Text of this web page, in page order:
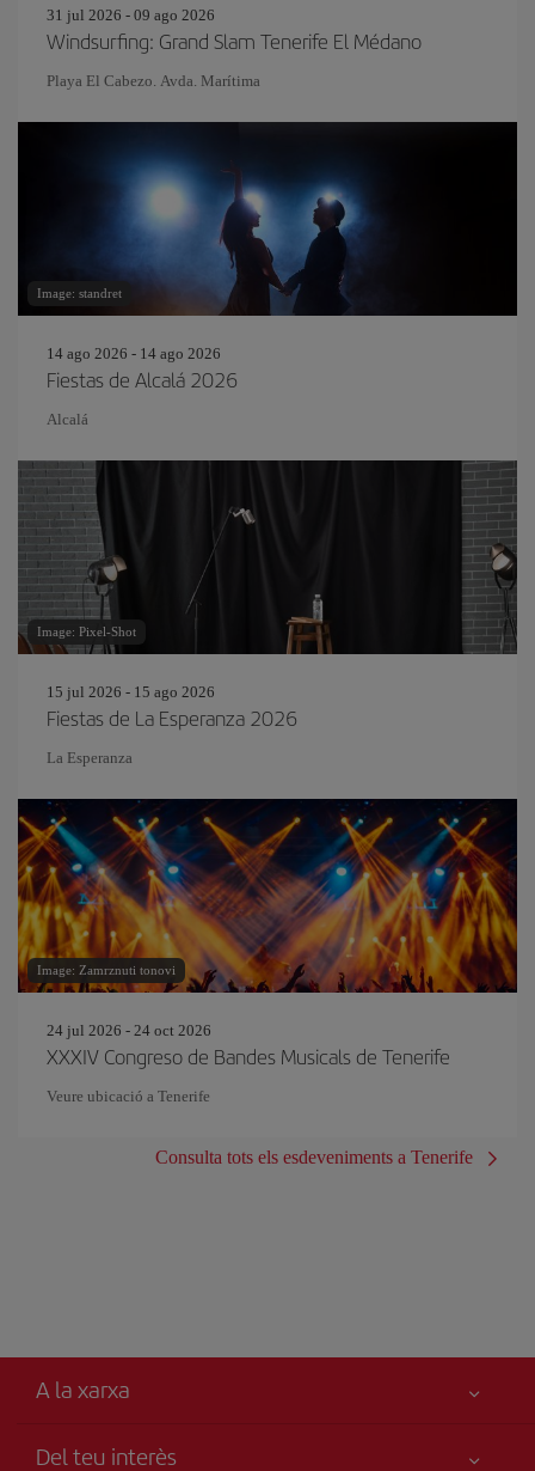
31 jul 2026 - 09 ago 2026
Windsurfing: Grand Slam Tenerife El Médano
Playa El Cabezo. Avda. Marítima
Image: standret
14 ago 2026 - 14 ago 2026
Fiestas de Alcalá 2026
Alcal
Image: Pixel-Shot
15 jul 2026 - 15 ago 2026
Fiestas de La Esperanza 2026
La Esperanza
Image: Zamrznuti tonovi
24 jul 2026 - 24 oct 2026
XXXIV Congreso de Bandes Musicals de Tenerife
Veure ubicació a Tenerife
Consulta tots els esdeveniments a Tenerife
A la xarxa
Del teu interès